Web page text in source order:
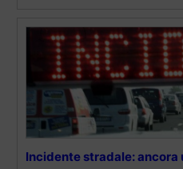
Incidente stradale: ancora